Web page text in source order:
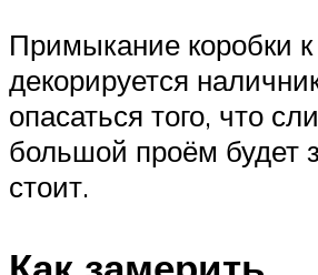
Примыкание коробки
декорируется
опасаться того, что
большой проём будет
стоит.